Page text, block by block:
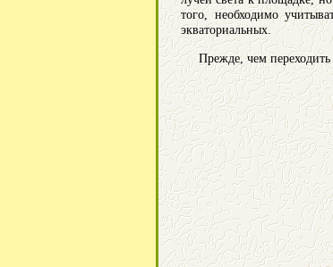
того, необходимо
экваториальных.
Прежде, чем